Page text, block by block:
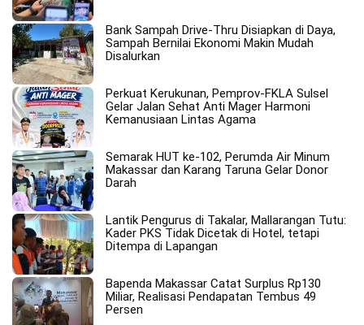
Bank Sampah Drive-Thru Disiapkan di Daya,
Sampah Bernilai Ekonomi Makin Mudah
Disalurkan
Perkuat Kerukunan, Pemprov-FKLA Sulsel
Gelar Jalan Sehat Anti Mager Harmoni
Kemanusiaan Lintas Agama
Semarak HUT ke-102, Perumda Air Minum
Makassar dan Karang Taruna Gelar Donor
Darah
Lantik Pengurus di Takalar, Mallarangan Tutu:
Kader PKS Tidak Dicetak di Hotel, tetapi
Ditempa di Lapangan
Bapenda Makassar Catat Surplus Rp130
Miliar, Realisasi Pendapatan Tembus 49
Persen